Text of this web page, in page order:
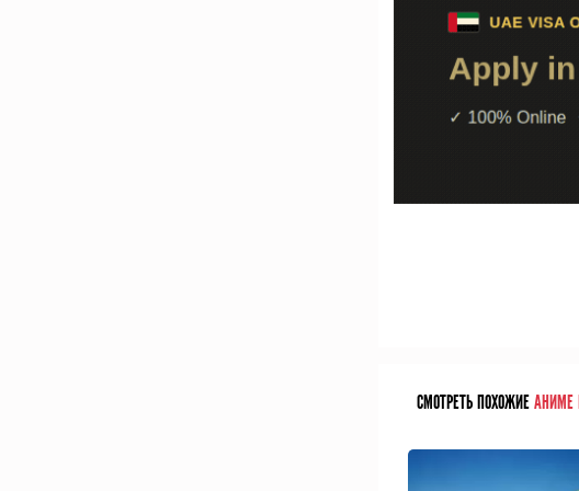
СМОТРЕТЬ ПОХОЖИЕАНИМЕ